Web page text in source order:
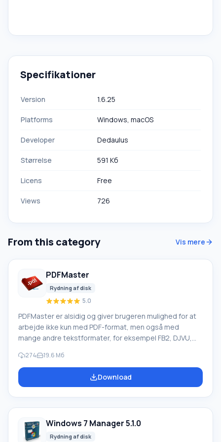
Specifikationer
Version 1.6.25
Platforms Windows, macOS
Developer Dedaulus
Størrelse 591 Кб
Licens Free
Views 726
From this category Vis mere
PDFMaster
Rydning af disk
5.0
PDFMaster er alsidig og giver brugeren mulighed for at
arbejde ikke kun med PDF-format, men også med
mange andre tekstformater, for eksempel FB2, DJVU,
behøver at søge efter og downloade separate
programmer, hvis du støder på et af disse formater. Og
de er i øvrigt heller ikke så sjældne. Derudover har
274 19.6 Мб
Download
Windows 7 Manager 5.1.0
Rydning af disk